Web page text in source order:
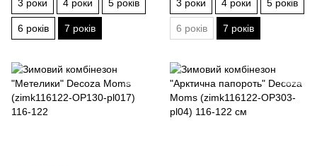
3 роки 4 роки 5 років
6 років 7 років
3 роки 4 роки 5 років
6 років 7 років